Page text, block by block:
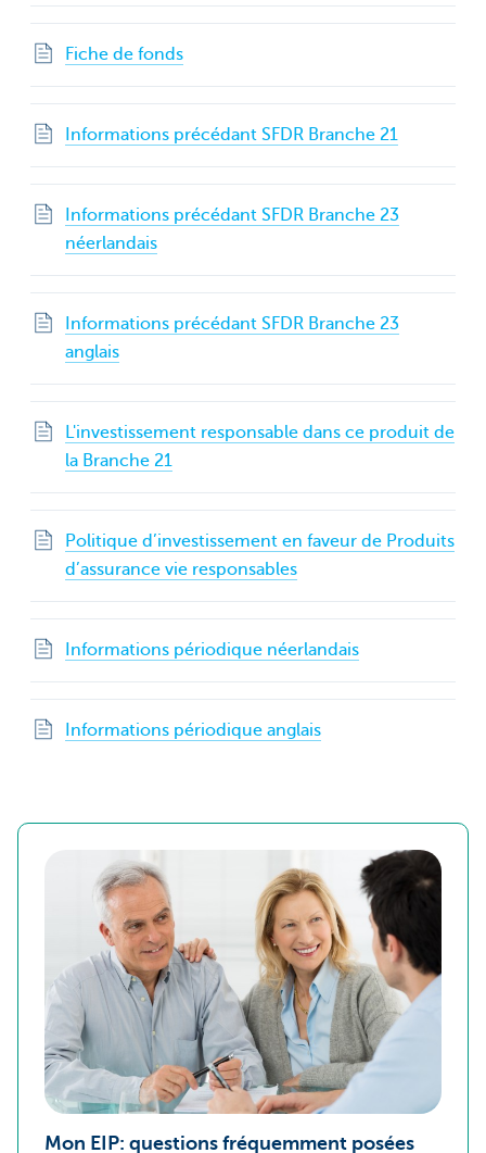
Fiche de fonds
Informations précédant SFDR Branche 21
Informations précédant SFDR Branche 23
néerlandais
Informations précédant SFDR Branche 23
anglais
L'investissement responsable dans ce produit de
la Branche 21
Politique d’investissement en faveur de Produits
d’assurance vie responsables
Informations périodique néerlandais
Informations périodique anglais
Mon EIP: questions fréquemment posées